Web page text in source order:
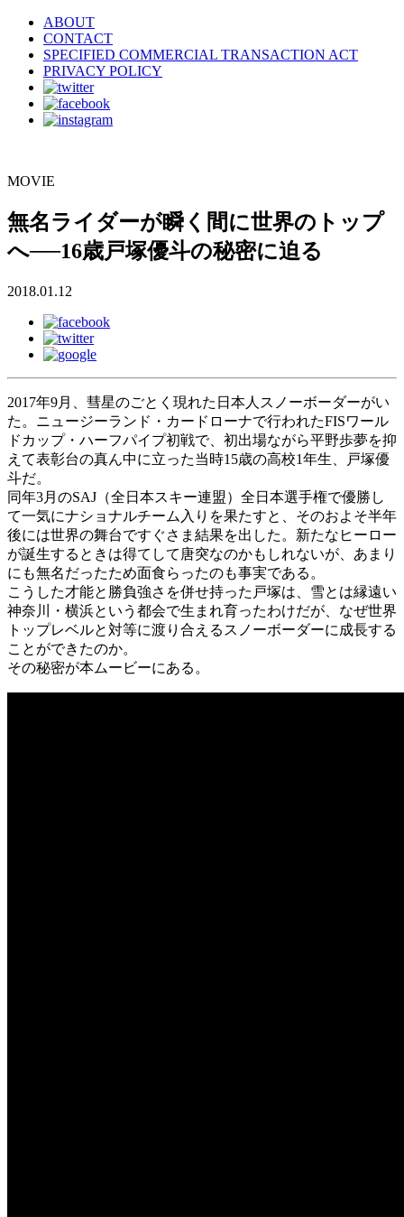
ABOUT
CONTACT
SPECIFIED COMMERCIAL TRANSACTION ACT
PRIVACY POLICY
MOVIE
無名ライダーが瞬く間に世界のトップ
へ──16歳戸塚優斗の秘密に迫る
2018.01.12
2017年9月、彗星のごとく現れた日本人スノーボーダーがい
た。ニュージーランド・カードローナで行われたFISワール
ドカップ・ハーフパイプ初戦で、初出場ながら平野歩夢を抑
えて表彰台の真ん中に立った当時15歳の高校1年生、戸塚優
斗だ。
同年3月のSAJ（全日本スキー連盟）全日本選手権で優勝し
て一気にナショナルチーム入りを果たすと、そのおよそ半年
後には世界の舞台ですぐさま結果を出した。新たなヒーロー
が誕生するときは得てして唐突なのかもしれないが、あまり
にも無名だったため面食らったのも事実である。
こうした才能と勝負強さを併せ持った戸塚は、雪とは縁遠い
神奈川・横浜という都会で生まれ育ったわけだが、なぜ世界
トップレベルと対等に渡り合えるスノーボーダーに成長する
ことができたのか。
その秘密が本ムービーにある。